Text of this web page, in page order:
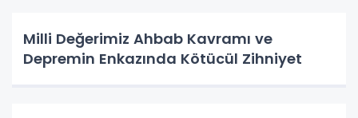
Milli Değerimiz Ahbab Kavramı ve
Depremin Enkazında Kötücül Zihniyet